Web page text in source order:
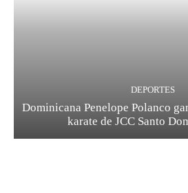
DEPORTES
Dominicana Penelope Polanco
karate de JCC Santo